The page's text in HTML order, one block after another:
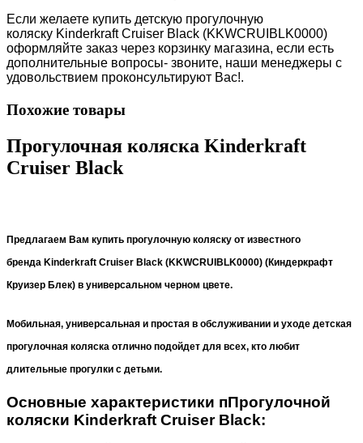
Если желаете купить детскую прогулочную
коляску Kinderkraft Cruiser Black (KKWCRUIBLK0000)
оформляйте заказ через корзинку магазина, если есть
дополнительные вопросы- звоните, наши менеджеры с
удовольствием проконсультируют Вас!.
Похожие товары
Прогулочная коляска Kinderkraft
Cruiser Black
Предлагаем Вам купить прогулочную коляску от известного
бренда Kinderkraft Cruiser Black (KKWCRUIBLK0000) (Киндеркрафт
Круизер Блек) в универсальном черном цвете.
Мобильная, универсальная и простая в обслуживании и уходе детская
прогулочная коляска отлично подойдет для всех, кто любит
длительные прогулки с детьми.
Основные характеристики пПрогулочной
коляски Kinderkraft Cruiser Black: